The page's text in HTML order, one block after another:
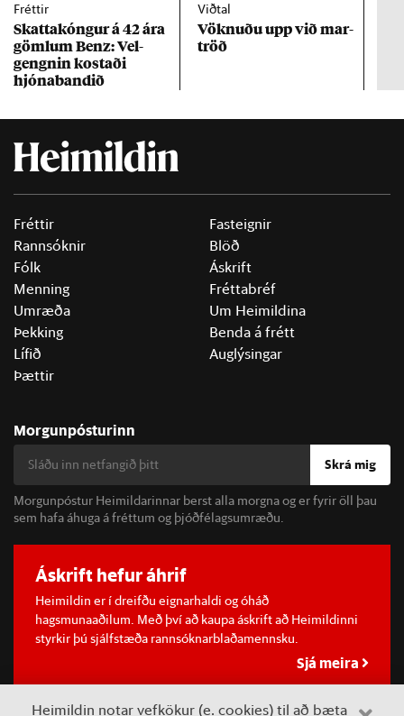
Fréttir
Skattakóng­ur á 42 ára
göml­um Benz: Vel­
gengn­in kostaði
hjóna­band­ið
Viðtal
Vökn­uðu upp við mar­
tröð
Fréttir
Rannsóknir
Fólk
Menning
Umræða
Þekking
Lífið
Þættir
Fasteignir
Blöð
Áskrift
Fréttabréf
Um Heimildina
Benda á frétt
Auglýsingar
Morgunpósturinn
Skrá mig
Morgunpóstur Heimildarinnar berst alla morgna og er fyrir öll þau
sem hafa áhuga á fréttum og þjóðfélagsumræðu.
Áskrift hefur áhrif
Heimildin er í dreifðu eignarhaldi og óháð
hagsmunaaðilum. Með því að kaupa áskrift að Heimildinni
styrkir þú sjálfstæða rannsóknarblaðamennsku.
Sjá meira
Heimildin notar vefkökur (e. cookies) til að bæta